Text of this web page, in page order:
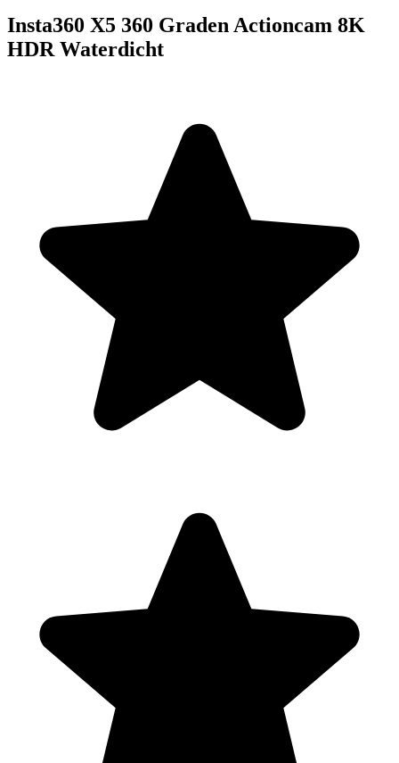
Insta360 X5 360 Graden Actioncam 8K
HDR Waterdicht